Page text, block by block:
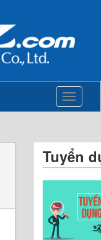
Toggle
Tuyển